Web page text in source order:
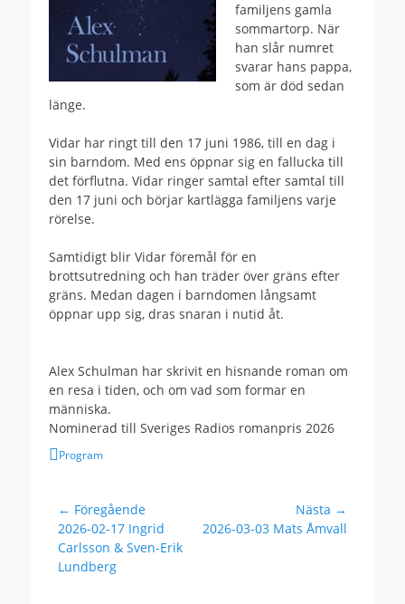
familjens gamla
sommartorp. När
han slår numret
svarar hans pappa,
som är död sedan
länge.
Vidar har ringt till den 17 juni 1986, till en dag i
sin barndom. Med ens öppnar sig en fallucka till
det förflutna. Vidar ringer samtal efter samtal till
den 17 juni och börjar kartlägga familjens varje
rörelse.
Samtidigt blir Vidar föremål för en
brottsutredning och han träder över gräns efter
gräns. Medan dagen i barndomen långsamt
öppnar upp sig, dras snaran i nutid åt.
Alex Schulman har skrivit en hisnande roman om
en resa i tiden, och om vad som formar en
människa.
Nominerad till Sveriges Radios romanpris 2026
Kategorier
Program
Inläggsnavigering
← Föregående
Föregående
inlägg:
2026-02-17 Ingrid
Carlsson & Sven-Erik
Lundberg
Nästa →
Nästa
2026-03-03 Mats Åmvall